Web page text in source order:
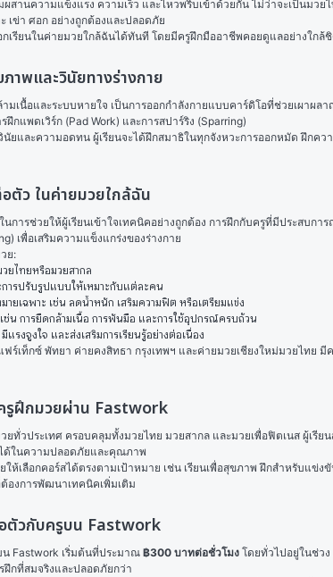
สานความแข็งแรง ความเร็ว และไหวพริบเข้าด้วยกัน ไม่ว่าจะเป็นมว
เข่า ศอก อย่างถูกต้องและปลอดภัย
กเรียนในค่ายมวยใกล้ฉันได้ทันที โดยมีครูฝึกมืออาชีพคอยดูแลอย่างใก
าพและวินัยทางร่างกาย
มเนื้อและระบบหายใจ เป็นการออกกำลังกายแบบคาร์ดิโอที่ช่วยเผา
กแพดเวิร์ก (Pad Work) และการสปาร์ริง (Sparring)
ยและความอดทน ผู้เรียนจะได้ฝึกสมาธิในทุกจังหวะการออกหมัด ฝึกค
ตัว ในค่ายมวยใกล้ฉัน
ารช่วยให้ผู้เรียนเข้าใจเทคนิคอย่างถูกต้อง การฝึกกับครูที่มีประสบก
เพื่อเสริมความแข็งแกร่งของร่างกาย
ย:
ยไทยหรือมวยสากล
ารปรับรูปแบบให้เหมาะกับแต่ละคน
ายเฉพาะ เช่น ลดน้ำหนัก เสริมความฟิต หรือเตรียมแข่ง
น การยืดกล้ามเนื้อ การพันมือ และการใช้อุปกรณ์ครบถ้วน
รงจูงใจ และส่งเสริมการเรียนรู้อย่างต่อเนื่อง
ร์เท็กซ์ พัทยา ค่ายคงสิทธา กรุงเทพฯ และค่ายมวยเชียงใหม่มวยไทย
รูฝึกมวยผ่าน Fastwork
ทั่วประเทศ ครอบคลุมทั้งมวยไทย มวยสากล และมวยเพื่อฟิตเนส ผู้เรี
ด้ในความปลอดภัยและคุณภาพ
ให้เลือกคอร์สได้ตรงตามเป้าหมาย เช่น เรียนเพื่อสุขภาพ ฝึกสำหรับ
องการพัฒนาเทคนิคเพิ่มเติม
ตัวกับครูบน Fastwork
Fastwork เริ่มต้นที่ประมาณ ฿300 บาทต่อชั่วโมง โดยทั่วไปอยู่ในช่ว
ฝึกที่สมจริงและปลอดภัยกว่า